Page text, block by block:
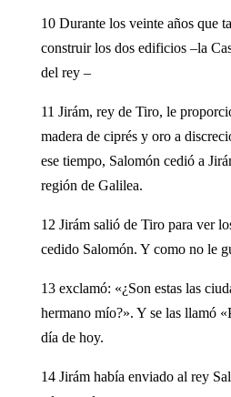
10 Durante los veinte años que
construir los dos edificios –la
del rey –
11 Jirám, rey de Tiro, le
madera de ciprés y oro a
ese tiempo, Salomón cedió a
región de Galilea.
12 Jirám salió de Tiro para ver
cedido Salomón. Y como no le
13 exclamó: «¿Son estas las
hermano mío?». Y se las llamó
día de hoy.
14 Jirám había enviado al rey